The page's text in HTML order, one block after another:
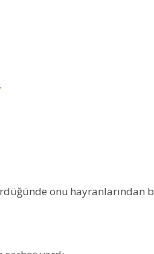
onu hayranlarından